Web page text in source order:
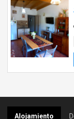
Alojamiento